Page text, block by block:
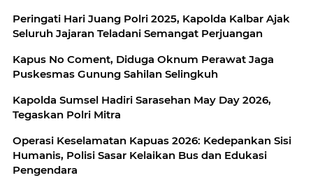
Peringati Hari Juang Polri 2025, Kapolda Kalbar Ajak
Seluruh Jajaran Teladani Semangat Perjuangan
Kapus No Coment, Diduga Oknum Perawat Jaga
Puskesmas Gunung Sahilan Selingkuh
Kapolda Sumsel Hadiri Sarasehan May Day 2026,
Tegaskan Polri Mitra
Operasi Keselamatan Kapuas 2026: Kedepankan Sisi
Humanis, Polisi Sasar Kelaikan Bus dan Edukasi
Pengendara